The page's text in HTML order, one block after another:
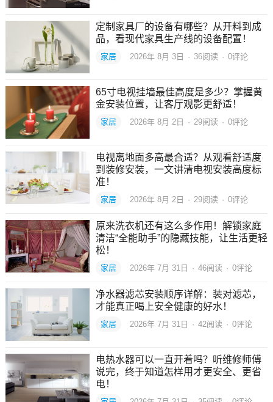
定制家具厂的设备有哪些？从开料到成
品，看现代家具生产线的设备配置！
家居 2026年 8月 3日 · 36阅读 · 0评论
65寸电视挂墙最佳高度是多少？掌握黄
金安装位置，让客厅观影更舒适！
家居 2026年 8月 2日 · 29阅读 · 0评论
电视离地面多高最合适？从观看舒适度
到装修安装，一文讲清电视安装高度标
准！
家居 2026年 8月 2日 · 29阅读 · 0评论
原来洗衣机还有这么多作用！解锁家庭
清洁“全能助手”的隐藏技能，让生活更轻
松！
家居 2026年 7月 31日 · 46阅读 · 0评论
净水器滤芯安装顺序详解：装对滤芯，
才能真正喝上安全健康的好水！
家居 2026年 7月 31日 · 42阅读 · 0评论
电热水器可以一直开着吗？听维修师傅
说完，终于知道怎样用才更安全、更省
电！